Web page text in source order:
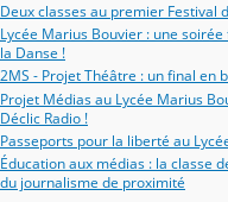
Deux classes au premier Festival
Lycée Marius Bouvier : une
la Danse !
2MS - Projet Théâtre : un final en
Projet Médias au Lycée Marius
Déclic Radio !
Passeports pour la liberté au
Éducation aux médias : la classe
du journalisme de proximité